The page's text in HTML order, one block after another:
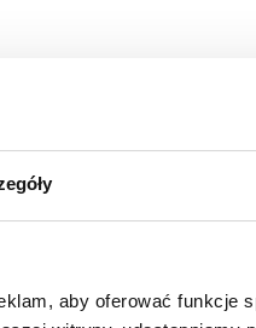
aby oferować funkcje
autobusem
autobusem
ciężarówek z
odpowiednie filtry do